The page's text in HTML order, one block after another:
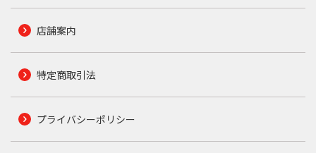
店舗案内
特定商取引法
プライバシーポリシー